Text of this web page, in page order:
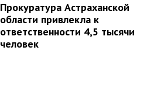
Прокуратура Астраханской
области привлекла к
ответственности 4,5 тысячи
человек